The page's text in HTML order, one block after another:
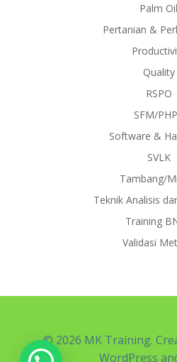
Palm Oil
Pertanian &
Quality
RSPO
SFM/
Software &
SVLK
Tambang/
Teknik Analisis
Training
Validasi
© 2026 MK Training.
WordPress